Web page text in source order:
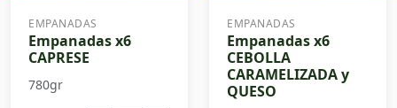
EMPANADAS
Empanadas x6
CAPRESE
780gr
EMPANADAS
Empanadas x6
CEBOLLA
CARAMELIZADA y
QUESO